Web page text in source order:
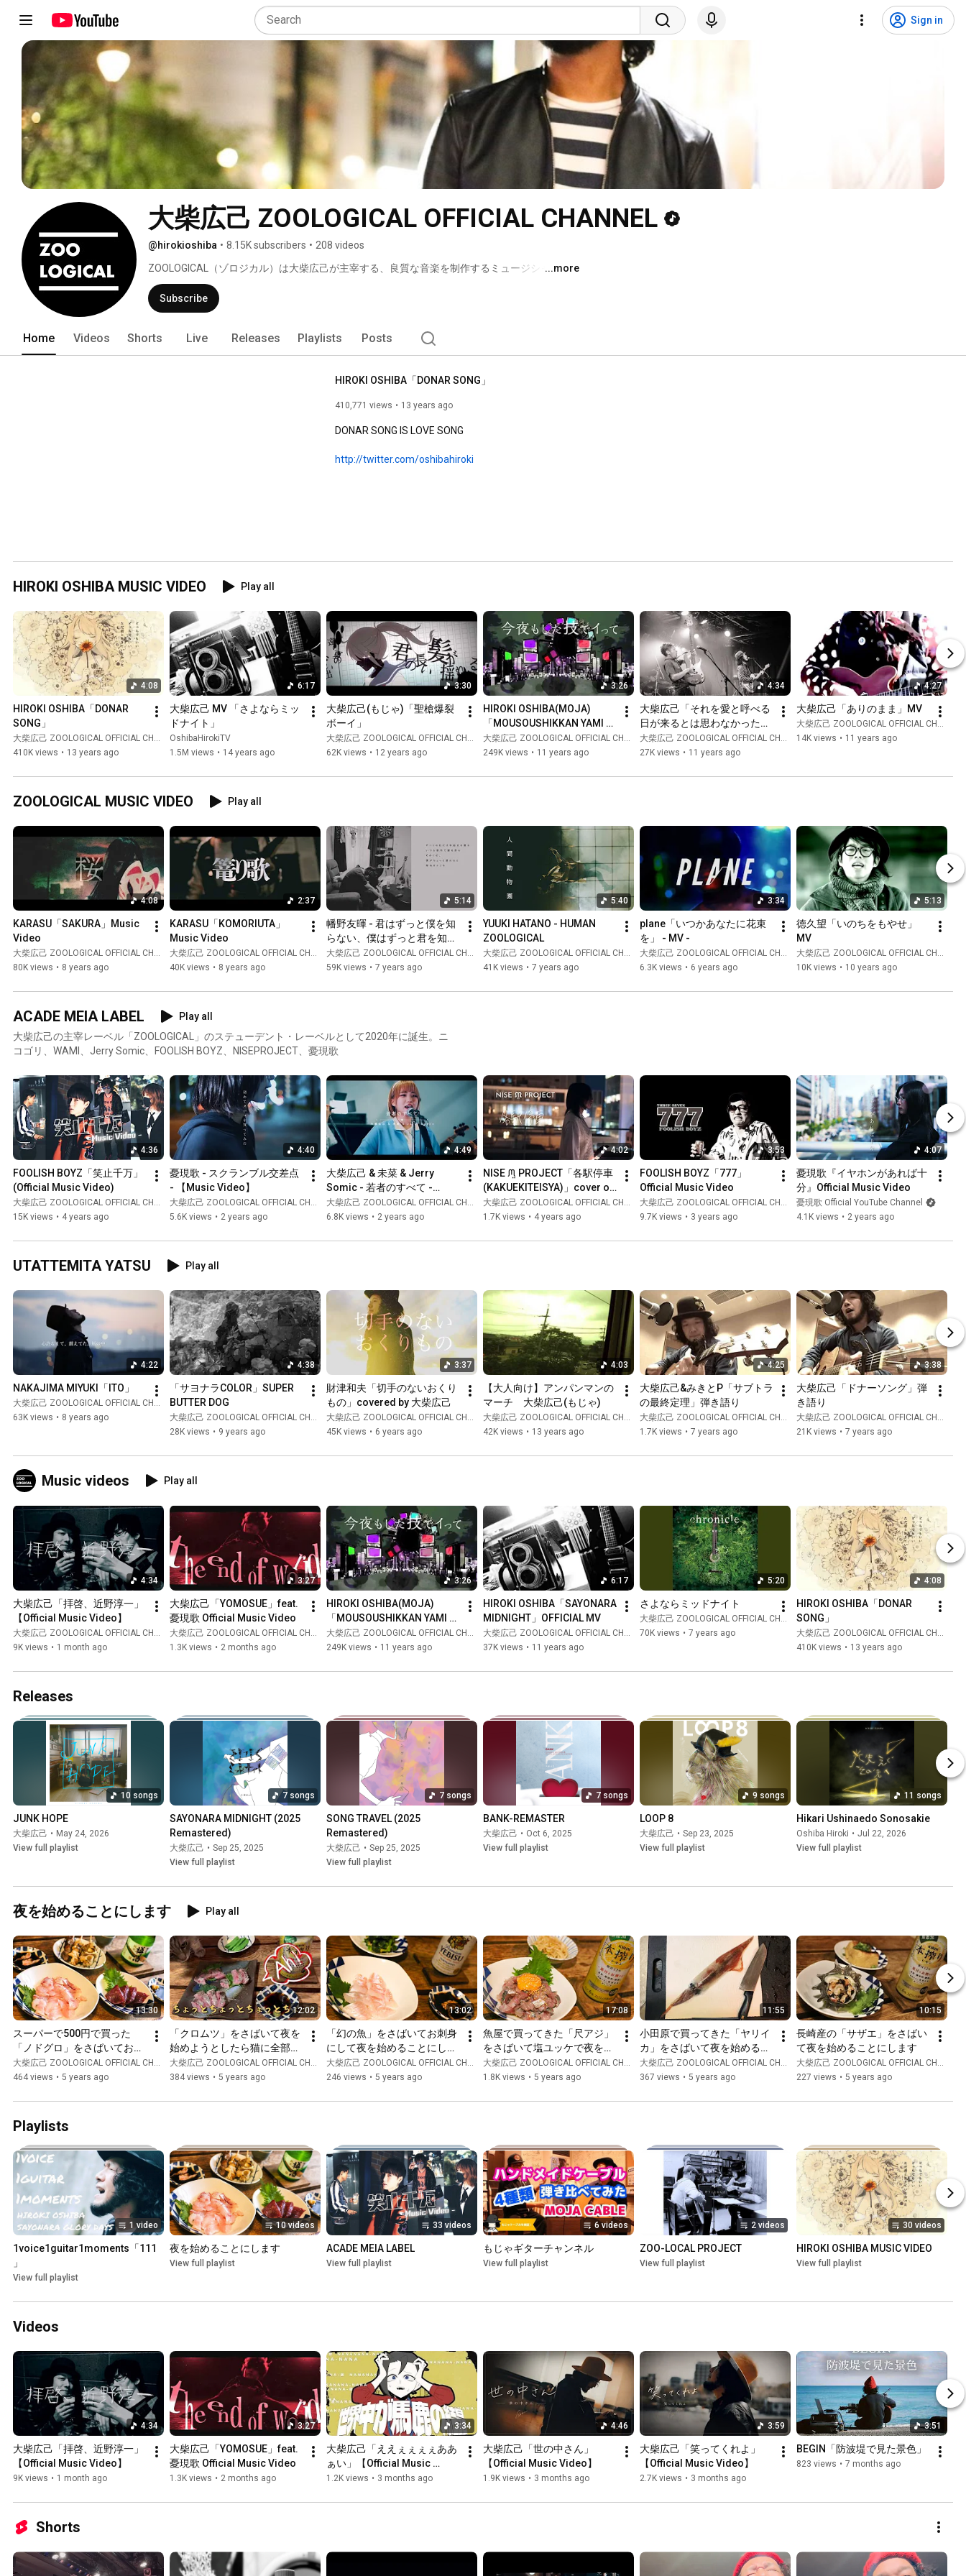
Sign in
大柴広己 ZOOLOGICAL OFFICIAL CHANNEL
@hirokioshiba • 8.15K subscribers • 208 videos
ZOOLOGICAL（ゾロジカル）は大柴広己が主宰する、良質な音楽を制作するミュージシャンの
ミュージシャンによるリスナーのための新しい音楽レーベルです。
...more
Subscribe
Home Videos Shorts Live Releases Playlists Posts
HIROKI OSHIBA「DONAR SONG」
410,771 views 13 years ago
DONAR SONG IS LOVE SONG
http://twitter.com/oshibahiroki
HIROKI OSHIBA MUSIC VIDEO Play all
4:08
HIROKI OSHIBA「DONAR
SONG」
大柴広己 ZOOLOGICAL OFFICIAL CHANNEL
410K views • 13 years ago
6:17
大柴広己 MV 「さよならミッ
ドナイト」
OshibaHirokiTV
1.5M views • 14 years ago
3:30
大柴広己(もじゃ)「聖槍爆裂
ボーイ」
大柴広己 ZOOLOGICAL OFFICIAL CHANNEL
62K views • 12 years ago
3:26
HIROKI OSHIBA(MOJA)
「MOUSOUSHIKKAN YAMI
GIRL」
大柴広己 ZOOLOGICAL OFFICIAL CHANNEL
249K views • 11 years ago
4:34
大柴広己「それを愛と呼べる
日が来るとは思わなかった
よ。」
大柴広己 ZOOLOGICAL OFFICIAL CHANNEL
27K views • 11 years ago
4:27
大柴広己「ありのまま」MV
大柴広己 ZOOLOGICAL OFFICIAL CHANNEL
14K views • 11 years ago
ZOOLOGICAL MUSIC VIDEO Play all
4:08
KARASU「SAKURA」Music
Video
大柴広己 ZOOLOGICAL OFFICIAL CHANNEL
80K views • 8 years ago
2:37
KARASU「KOMORIUTA」
Music Video
大柴広己 ZOOLOGICAL OFFICIAL CHANNEL
40K views • 8 years ago
5:14
幡野友暉 - 君はずっと僕を知
らない、僕はずっと君を知ら
ない [MV]
大柴広己 ZOOLOGICAL OFFICIAL CHANNEL
59K views • 7 years ago
5:40
YUUKI HATANO - HUMAN
ZOOLOGICAL
大柴広己 ZOOLOGICAL OFFICIAL CHANNEL
41K views • 7 years ago
3:34
plane「いつかあなたに花束
を」 - MV -
大柴広己 ZOOLOGICAL OFFICIAL CHANNEL
6.3K views • 6 years ago
5:13
徳久望「いのちをもやせ」
MV
大柴広己 ZOOLOGICAL OFFICIAL CHANNEL
10K views • 10 years ago
ACADE MEIA LABEL
Play all
大柴広己の主宰レーベル「ZOOLOGICAL」のステューデント・レーベルとして2020年に誕生。ニ
コゴリ、WAMI、Jerry Somic、FOOLISH BOYZ、NISEPROJECT、憂現歌
4:36
FOOLISH BOYZ「笑止千万」
(Official Music Video)
大柴広己 ZOOLOGICAL OFFICIAL CHANNEL
15K views • 4 years ago
4:40
憂現歌 - スクランブル交差点
- 【Music Video】
大柴広己 ZOOLOGICAL OFFICIAL CHANNEL
5.6K views • 2 years ago
4:49
大柴広己 & 未菜 & Jerry
Somic - 若者のすべて -
【Music Video】
大柴広己 ZOOLOGICAL OFFICIAL CHANNEL
6.8K views • 2 years ago
4:02
NISE ᙏ̤ PROJECT「各駅停車
(KAKUEKITEISYA)」cover of
末代雨季(MATSUDAI UKI)
大柴広己 ZOOLOGICAL OFFICIAL CHANNEL
1.7K views • 4 years ago
3:53
FOOLISH BOYZ「777」
Official Music Video
大柴広己 ZOOLOGICAL OFFICIAL CHANNEL
9.7K views • 3 years ago
4:07
憂現歌『イヤホンがあれば十
分』Official Music Video
憂現歌 Official YouTube Channel
4.1K views • 2 years ago
UTATTEMITA YATSU Play all
4:22
NAKAJIMA MIYUKI「ITO」
大柴広己 ZOOLOGICAL OFFICIAL CHANNEL
63K views • 8 years ago
4:38
「サヨナラCOLOR」SUPER
BUTTER DOG
大柴広己 ZOOLOGICAL OFFICIAL CHANNEL
28K views • 9 years ago
3:37
財津和夫「切手のないおくり
もの」covered by 大柴広己
大柴広己 ZOOLOGICAL OFFICIAL CHANNEL
45K views • 6 years ago
4:03
【大人向け】アンパンマンの
マーチ　大柴広己(もじゃ)
大柴広己 ZOOLOGICAL OFFICIAL CHANNEL
42K views • 13 years ago
4:25
大柴広己&みきとP「サブトラ
の最終定理」弾き語り
大柴広己 ZOOLOGICAL OFFICIAL CHANNEL
1.7K views • 7 years ago
3:38
大柴広己「ドナーソング」弾
き語り
大柴広己 ZOOLOGICAL OFFICIAL CHANNEL
21K views • 7 years ago
Music videos Play all
4:34
大柴広己「拝啓、近野淳一」
【Official Music Video】
大柴広己 ZOOLOGICAL OFFICIAL CHANNEL
9K views • 1 month ago
3:27
大柴広己「YOMOSUE」feat.
憂現歌 Official Music Video
大柴広己 ZOOLOGICAL OFFICIAL CHANNEL
1.3K views • 2 months ago
3:26
HIROKI OSHIBA(MOJA)
「MOUSOUSHIKKAN YAMI
GIRL」
大柴広己 ZOOLOGICAL OFFICIAL CHANNEL
249K views • 11 years ago
6:17
HIROKI OSHIBA「SAYONARA
MIDNIGHT」OFFICIAL MV
大柴広己 ZOOLOGICAL OFFICIAL CHANNEL
37K views • 11 years ago
5:20
さよならミッドナイト
大柴広己 ZOOLOGICAL OFFICIAL CHANNEL
70K views • 7 years ago
4:08
HIROKI OSHIBA「DONAR
SONG」
大柴広己 ZOOLOGICAL OFFICIAL CHANNEL
410K views • 13 years ago
Releases
10 songs
JUNK HOPE
大柴広己 • May 24, 2026
View full playlist
7 songs
SAYONARA MIDNIGHT (2025
Remastered)
大柴広己 • Sep 25, 2025
View full playlist
7 songs
SONG TRAVEL (2025
Remastered)
大柴広己 • Sep 25, 2025
View full playlist
7 songs
BANK-REMASTER
大柴広己 • Oct 6, 2025
View full playlist
9 songs
LOOP 8
大柴広己 • Sep 23, 2025
View full playlist
11 songs
Hikari Ushinaedo Sonosakie
Oshiba Hiroki • Jul 22, 2026
View full playlist
夜を始めることにします Play all
13:30
スーパーで500円で買った
「ノドグロ」をさばいてお刺
身で夜を始めることにしま
す。
大柴広己 ZOOLOGICAL OFFICIAL CHANNEL
464 views • 5 years ago
12:02
「クロムツ」をさばいて夜を
始めようとしたら猫に全部持
ってかれた。
大柴広己 ZOOLOGICAL OFFICIAL CHANNEL
384 views • 5 years ago
13:02
「幻の魚」をさばいてお刺身
にして夜を始めることにしま
す。
大柴広己 ZOOLOGICAL OFFICIAL CHANNEL
246 views • 5 years ago
17:08
魚屋で買ってきた「尺アジ」
をさばいて塩ユッケで夜を始
めることにします
大柴広己 ZOOLOGICAL OFFICIAL CHANNEL
1.8K views • 5 years ago
11:55
小田原で買ってきた「ヤリイ
カ」をさばいて夜を始めるこ
とにします
大柴広己 ZOOLOGICAL OFFICIAL CHANNEL
367 views • 5 years ago
10:15
長崎産の「サザエ」をさばい
て夜を始めることにします
大柴広己 ZOOLOGICAL OFFICIAL CHANNEL
227 views • 5 years ago
Playlists
1 video
1voice1guitar1moments「111
」
View full playlist
10 videos
夜を始めることにします
View full playlist
33 videos
ACADE MEIA LABEL
View full playlist
6 videos
もじゃギターチャンネル
View full playlist
2 videos
ZOO-LOCAL PROJECT
View full playlist
30 videos
HIROKI OSHIBA MUSIC VIDEO
View full playlist
Videos
4:34
大柴広己「拝啓、近野淳一」
【Official Music Video】
9K views • 1 month ago
3:27
大柴広己「YOMOSUE」feat.
憂現歌 Official Music Video
1.3K views • 2 months ago
3:34
大柴広己「ええぇぇぇぇああ
ぁい」【Official Music
Video】
1.2K views • 3 months ago
4:46
大柴広己「世の中さん」
【Official Music Video】
1.9K views • 3 months ago
3:59
大柴広己「笑ってくれよ」
【Official Music Video】
2.7K views • 3 months ago
3:51
BEGIN「防波堤で見た景色」
823 views • 7 months ago
Shorts